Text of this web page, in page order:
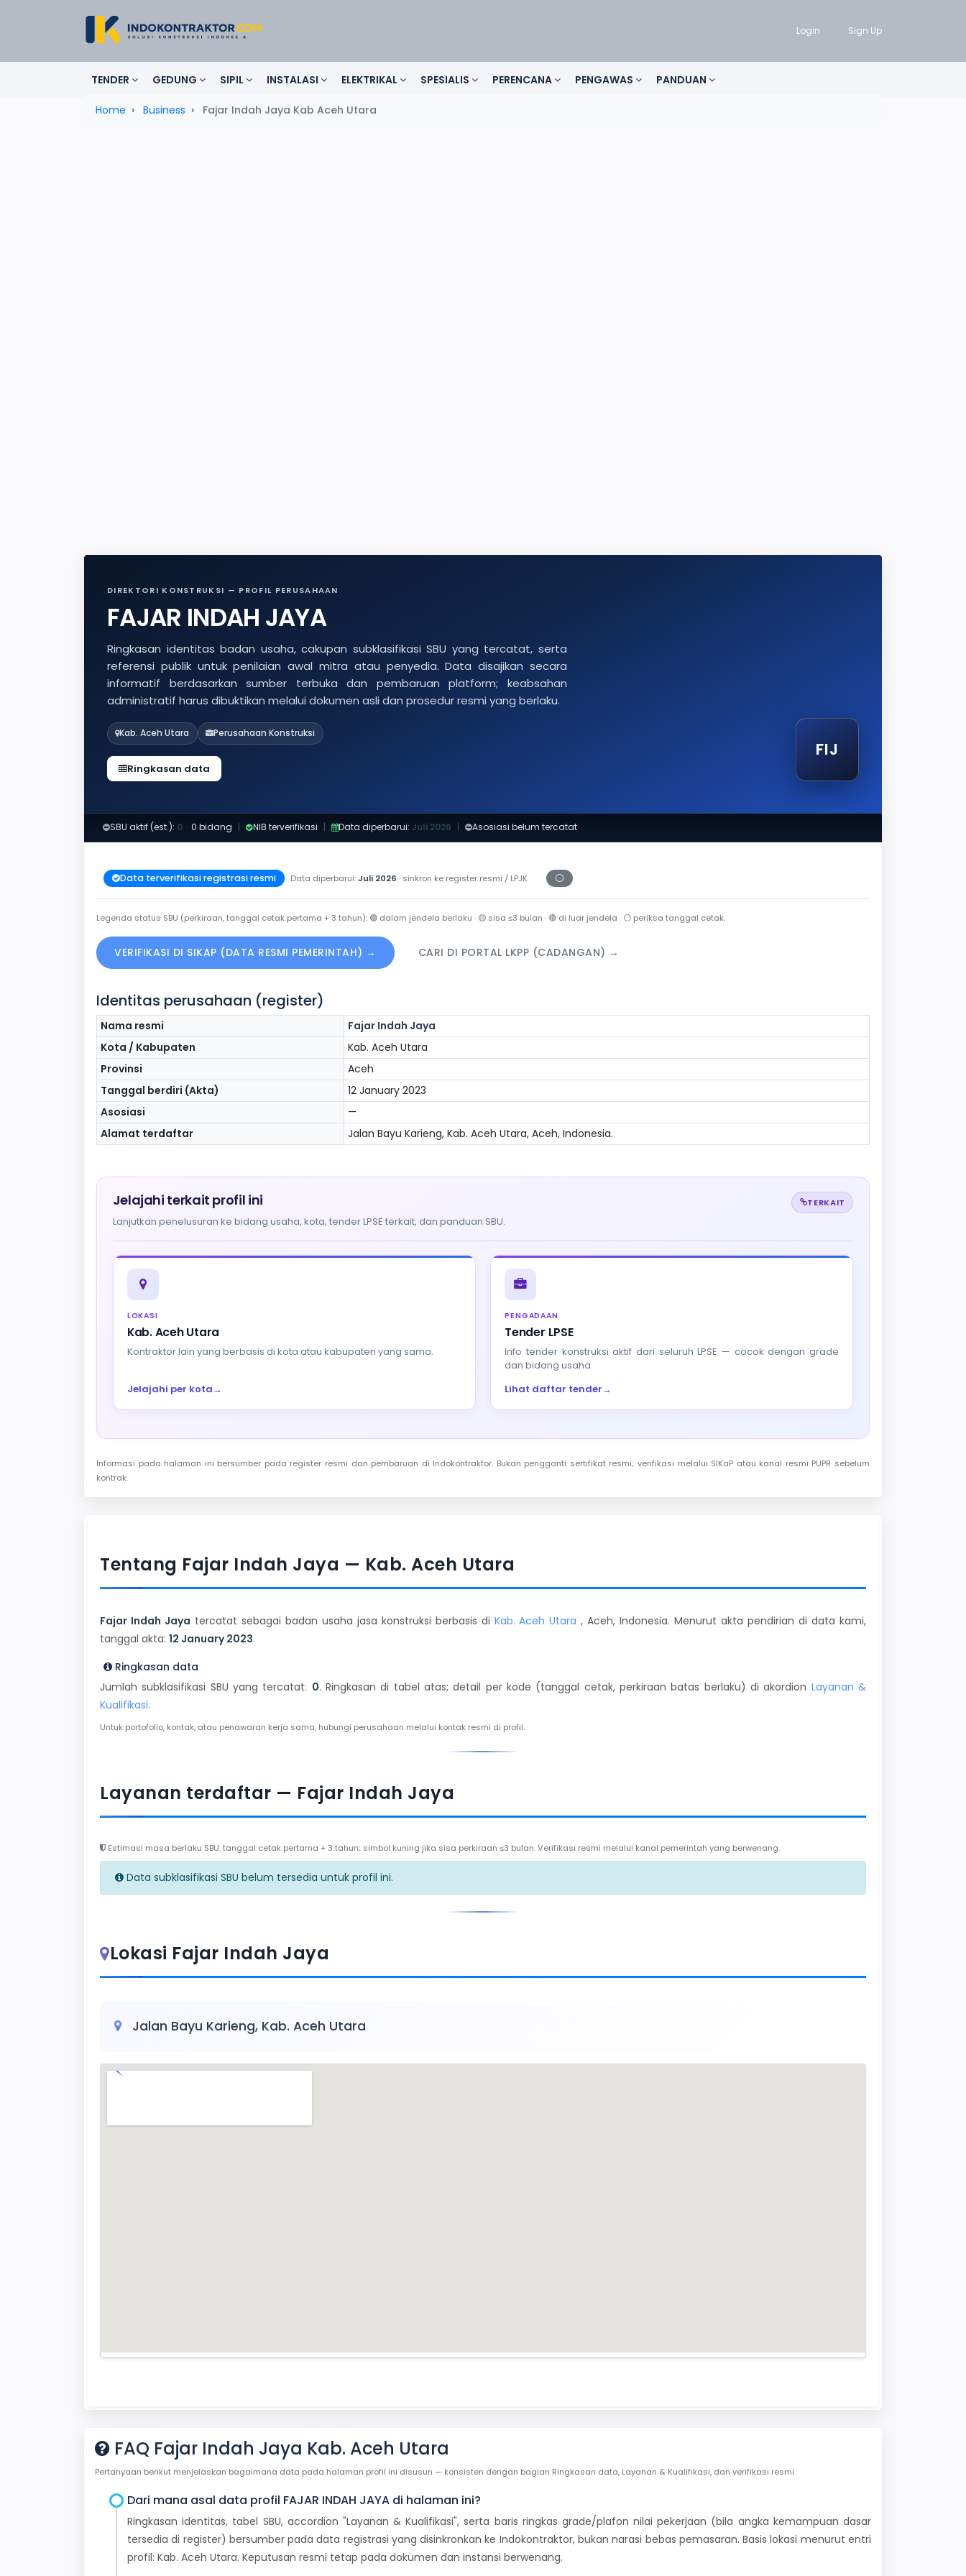
Login Sign Up
TENDER GEDUNG SIPIL INSTALASI ELEKTRIKAL SPESIALIS PERENCANA PENGAWAS PANDUAN
Home Business Fajar Indah Jaya Kab Aceh Utara
DIREKTORI KONSTRUKSI — PROFIL PERUSAHAAN
FAJAR INDAH JAYA
Ringkasan identitas badan usaha, cakupan subklasifikasi SBU yang tercatat, serta
referensi publik untuk penilaian awal mitra atau penyedia. Data disajikan secara
informatif berdasarkan sumber terbuka dan pembaruan platform; keabsahan
administratif harus dibuktikan melalui dokumen asli dan prosedur resmi yang berlaku.
Kab. Aceh Utara Perusahaan Konstruksi
Ringkasan data
FIJ
SBU aktif (est.): 0 · 0 bidang | NIB terverifikasi | Data diperbarui: Juli 2026 | Asosiasi belum tercatat
Data terverifikasi registrasi resmi Data diperbarui:Juli 2026 · sinkron ke register resmi / LPJK ⚪
Periksa tanggal cetak
Legenda status SBU (perkiraan, tanggal cetak pertama + 3 tahun): 🟢 dalam jendela berlaku · 🟡 sisa ≤3 bulan ·🔴 di luar jendela · ⚪ periksa tanggal cetak.
VERIFIKASI DI SIKAP (DATA RESMI PEMERINTAH) → CARI DI PORTAL LKPP (CADANGAN) →
Identitas perusahaan (register)
Nama resmi
Fajar Indah Jaya
Kota / Kabupaten
Kab. Aceh Utara
Provinsi
Aceh
Tanggal berdiri (Akta)
12 January 2023
Asosiasi
—
Alamat terdaftar
Jalan Bayu Karieng, Kab. Aceh Utara, Aceh, Indonesia.
Jelajahi terkait profil ini
Lanjutkan penelusuran ke bidang usaha, kota, tender LPSE terkait, dan panduan SBU.
TERKAIT
LOKASI
Kab. Aceh Utara
Kontraktor lain yang berbasis di kota atau kabupaten yang sama.
Jelajahi per kota→
PENGADAAN
Tender LPSE
Info tender konstruksi aktif dari seluruh LPSE — cocok dengan grade
dan bidang usaha.
Lihat daftar tender→
Informasi pada halaman ini bersumber pada register resmi dan pembaruan di Indokontraktor. Bukan pengganti sertifikat resmi; verifikasi melalui SIKaP atau kanal resmi PUPR sebelum
kontrak.
Tentang Fajar Indah Jaya — Kab. Aceh Utara
Fajar Indah Jaya tercatat sebagai badan usaha jasa konstruksi berbasis di Kab. Aceh Utara , Aceh, Indonesia. Menurut akta pendirian di data kami,
tanggal akta: 12 January 2023.
Ringkasan data
Jumlah subklasifikasi SBU yang tercatat: 0. Ringkasan di tabel atas; detail per kode (tanggal cetak, perkiraan batas berlaku) di akordion Layanan &
Kualifikasi.
Untuk portofolio, kontak, atau penawaran kerja sama, hubungi perusahaan melalui kontak resmi di profil.
Layanan terdaftar — Fajar Indah Jaya
Estimasi masa berlaku SBU: tanggal cetak pertama + 3 tahun; simbol kuning jika sisa perkiraan ≤3 bulan. Verifikasi resmi melalui kanal pemerintah yang berwenang.
Data subklasifikasi SBU belum tersedia untuk profil ini.
Lokasi Fajar Indah Jaya
Jalan Bayu Karieng, Kab. Aceh Utara
FAQ Fajar Indah Jaya Kab. Aceh Utara
Pertanyaan berikut menjelaskan bagaimana data pada halaman profil ini disusun — konsisten dengan bagian Ringkasan data, Layanan & Kualifikasi, dan verifikasi resmi.
Dari mana asal data profil FAJAR INDAH JAYA di halaman ini?
Ringkasan identitas, tabel SBU, accordion "Layanan & Kualifikasi", serta baris ringkas grade/plafon nilai pekerjaan (bila angka kemampuan dasar
tersedia di register) bersumber pada data registrasi yang disinkronkan ke Indokontraktor, bukan narasi bebas pemasaran. Basis lokasi menurut entri
profil: Kab. Aceh Utara. Keputusan resmi tetap pada dokumen dan instansi berwenang.